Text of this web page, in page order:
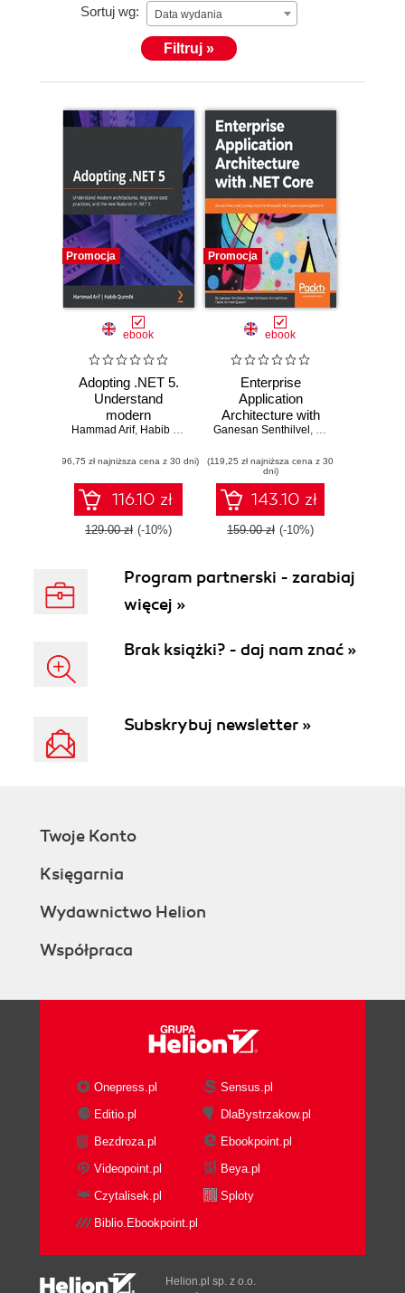
Sortuj wg: Data wydania
Filtruj »
Promocja
ebook
Adopting .NET 5.
Understand
modern
architectures,
practices, and the
new features in
.NET 5
Hammad Arif, Habib Qureshi
(96,75 zł najniższa cena z 30 dni)
116.10 zł
129.00 zł (-10%)
Promocja
ebook
Enterprise
Application
Architecture with
.NET Core. An
journey into the
Microsoft .NET
open source
platform
Ganesan Senthilvel , Ovais Mehboob
(119,25 zł najniższa cena z 30
dni)
143.10 zł
159.00 zł (-10%)
Program partnerski - zarabiaj
więcej »
Brak książki? - daj nam znać »
Subskrybuj newsletter »
Twoje Konto
Księgarnia
Wydawnictwo Helion
Współpraca
Onepress.pl
Sensus.pl
Editio.pl
DlaBystrzakow.pl
Bezdroza.pl
Ebookpoint.pl
Videopoint.pl
Beya.pl
Czytalisek.pl
Sploty
Biblio.Ebookpoint.pl
Helion.pl sp. z o.o.